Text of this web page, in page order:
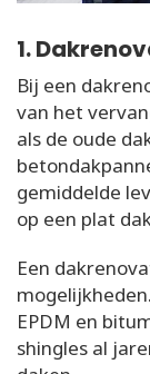
1.
Bij een
van het
als de oude
gemiddelde
op een plat
Een
EPDM en
shingles al